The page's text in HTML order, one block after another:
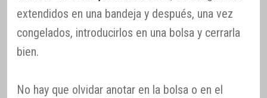
extendidos en una bandeja y después, una vez
congelados, introducirlos en una bolsa y cerrarla
bien.
No hay que olvidar anotar en la bolsa o en el